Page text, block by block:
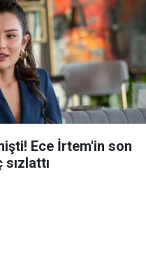
Ece İrtem'in son
sızlattı